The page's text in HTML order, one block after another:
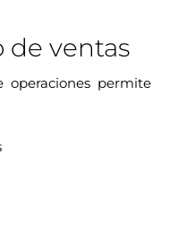
de ventas
operaciones permite